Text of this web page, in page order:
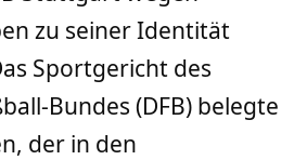
zu seiner Identität
Sportgericht des
Bundes (DFB) belegte
der in den